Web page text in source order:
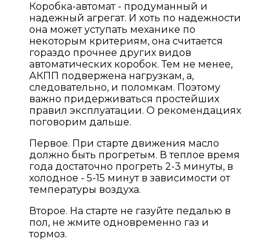
Коробка-автомат - продуманный и
надежный агрегат. И хоть по надежности
она может уступать механике по
некоторым критериям, она считается
гораздо прочнее других видов
автоматических коробок. Тем не менее,
АКПП подвержена нагрузкам, а,
следовательно, и поломкам. Поэтому
важно придерживаться простейших
правил эксплуатации. О рекомендациях
поговорим дальше.
Первое. При старте движения масло
должно быть прогретым. В теплое время
года достаточно прогреть 2-3 минуты, в
холодное - 5-15 минут в зависимости от
температуры воздуха.
Второе. На старте не газуйте педалью в
пол, не жмите одновременно газ и
тормоз.